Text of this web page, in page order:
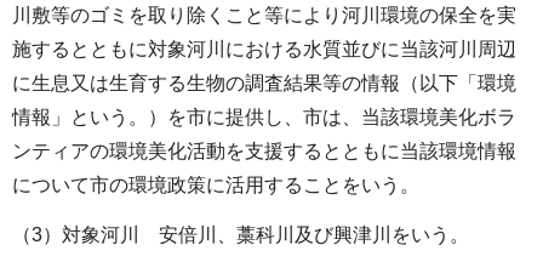
川敷等のゴミを取り除くこと等により河川環境の保全を実
施するとともに対象河川における水質並びに当該河川周辺
に生息又は生育する生物の調査結果等の情報（以下「環境
情報」という。）を市に提供し、市は、当該環境美化ボラ
ンティアの環境美化活動を支援するとともに当該環境情報
について市の環境政策に活用することをいう。
（3）対象河川 安倍川、藁科川及び興津川をいう。